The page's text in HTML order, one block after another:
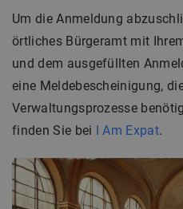
Um die Anmeldung
örtliches Bürgeramt mit
und dem ausgefüllten
eine Meldebescheinigung,
Verwaltungsprozesse
finden Sie bei I Am Expat.